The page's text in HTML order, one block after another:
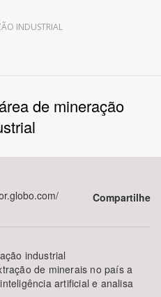
INDUSTRIAL
de mineração
Compartilhe
industrial
de minerais no país a
artificial e analisa